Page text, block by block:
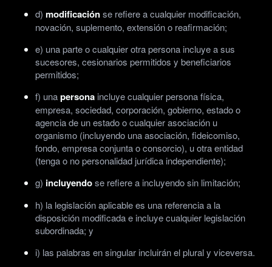
d) modificaciónse refiere a cualquier modificación,
novación, suplemento, extensión o reafirmación;
e) una parte o cualquier otra persona incluye a sus
sucesores, cesionarios permitidos y beneficiarios
permitidos;
f) unapersona incluye cualquier persona física,
empresa, sociedad, corporación, gobierno, estado o
agencia de un estado o cualquier asociación u
organismo (incluyendo una asociación, fideicomiso,
fondo, empresa conjunta o consorcio), u otra entidad
(tenga o no personalidad jurídica independiente);
g) incluyendose refiere a incluyendo sin limitación;
h) la legislación aplicable es una referencia a la
disposición modificada e incluye cualquier legislación
subordinada; y
i) las palabras en singular incluirán el plural y viceversa.